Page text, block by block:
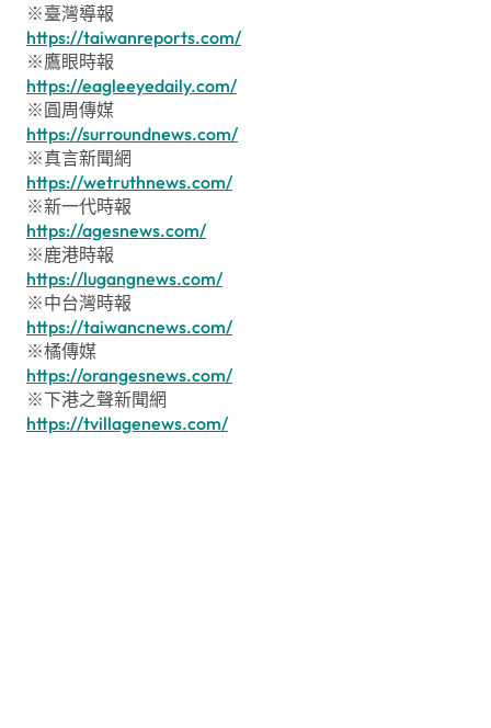
※臺灣導報
https://taiwanreports.com/
※鷹眼時報
https://eagleeyedaily.com/
※圓周傳媒
https://surroundnews.com/
※真言新聞網
https://wetruthnews.com/
※新一代時報
https://agesnews.com/
※鹿港時報
https://lugangnews.com/
※中台灣時報
https://taiwancnews.com/
※橘傳媒
https://orangesnews.com/
※下港之聲新聞網
https://tvillagenews.com/